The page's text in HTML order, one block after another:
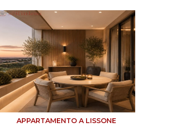
APPARTAMENTO A BESANA IN BRIANZA